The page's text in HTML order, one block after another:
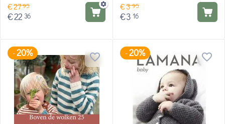
€2795
€22 36
€395
€3 16
-20% -20%